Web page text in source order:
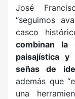
José
“seguimos
casco
combinan la
paisajística
señas de
además que
una